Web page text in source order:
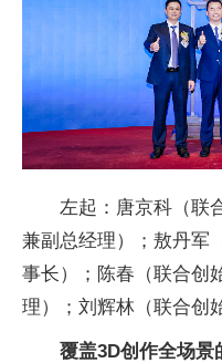
左起：唐京科（联
兼副总经理）；敖丹军
事长）；陈春（联合创
理）；刘辉林（联合创
覆盖3D创作全场景